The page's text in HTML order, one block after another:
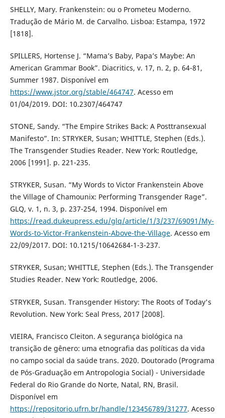
SHELLY, Mary. Frankenstein: ou o Prometeu Moderno.
Tradução de Mário M. de Carvalho. Lisboa: Estampa, 1972
[1818].
SPILLERS, Hortense J. “Mama’s Baby, Papa’s Maybe: An
American Grammar Book”. Diacritics, v. 17, n. 2, p. 64-81,
Summer 1987. Disponível em
https://www.jstor.org/stable/464747. Acesso em
01/04/2019. DOI: 10.2307/464747
STONE, Sandy. “The Empire Strikes Back: A Posttransexual
Manifesto”. In: STRYKER, Susan; WHITTLE, Stephen (Eds.).
The Transgender Studies Reader. New York: Routledge,
2006 [1991]. p. 221-235.
STRYKER, Susan. “My Words to Victor Frankenstein Above
the Village of Chamounix: Performing Transgender Rage”.
GLQ, v. 1, n. 3, p. 237-254, 1994. Disponível em
https://read.dukeupress.edu/glq/article/1/3/237/69091/My-
Words-to-Victor-Frankenstein-Above-the-Village. Acesso em
22/09/2017. DOI: 10.1215/10642684-1-3-237.
STRYKER, Susan; WHITTLE, Stephen (Eds.). The Transgender
Studies Reader. New York: Routledge, 2006.
STRYKER, Susan. Transgender History: The Roots of Today's
Revolution. New York: Seal Press, 2017 [2008].
VIEIRA, Francisco Cleiton. A segurança biológica na
transição de gênero: uma etnografia das políticas da vida
no campo social da saúde trans. 2020. Doutorado (Programa
de Pós-Graduação em Antropologia Social) - Universidade
Federal do Rio Grande do Norte, Natal, RN, Brasil.
Disponível em
https://repositorio.ufrn.br/handle/123456789/31277. Acesso